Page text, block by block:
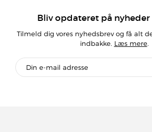
Bliv opdateret på
Tilmeld dig vores nyhedsbrev og få alt
indbakke. Læs mere.